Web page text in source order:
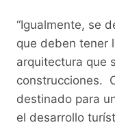
“Igualmente, se
que deben tener
arquitectura que
construcciones.
destinado para
el desarrollo